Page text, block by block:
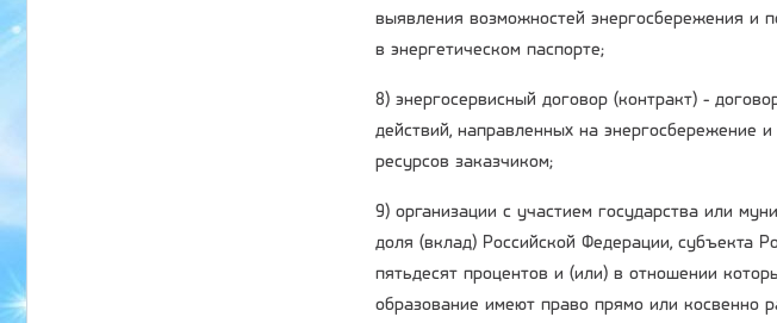
выявления возможностей энергосбережения и
в энергетическом паспорте;
8) энергосервисный договор (контракт) -
действий, направленных на энергосбережение
ресурсов заказчиком;
9) организации с участием государства или
доля (вклад) Российской Федерации, субъекта
пятьдесят процентов и (или) в отношении
образование имеют право прямо или косвенно